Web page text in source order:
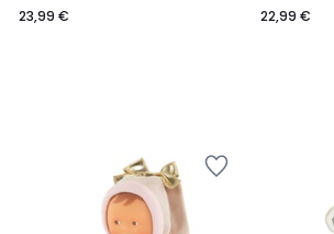
23,99 €
22,99 €